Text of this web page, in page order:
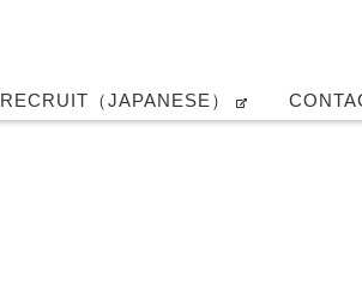
RECRUIT（JAPANESE）